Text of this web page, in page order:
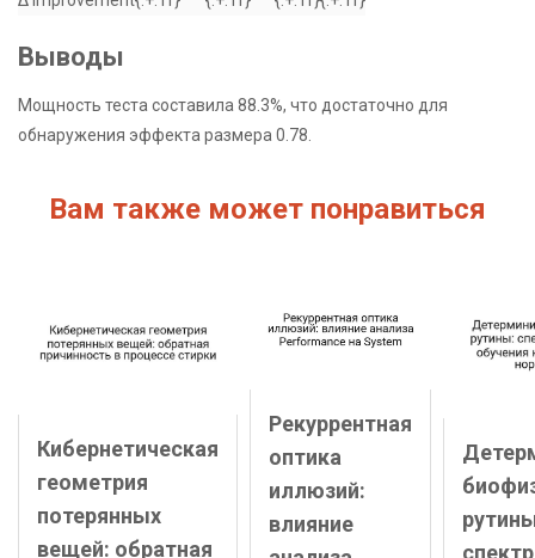
Выводы
Мощность теста составила 88.3%, что достаточно для
обнаружения эффекта размера 0.78.
Вам также может понравиться
Кибернетическая
геометрия
потерянных
вещей: обратная
Рекуррентная
оптика
иллюзий:
влияние